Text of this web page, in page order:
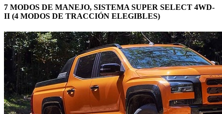
7 MODOS DE MANEJO, SISTEMA SUPER SELECT 4WD-
II (4 MODOS DE TRACCIÓN ELEGIBLES)